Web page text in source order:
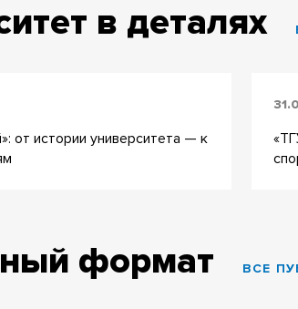
в деталях
от истории университета — к
формат ВСЕ